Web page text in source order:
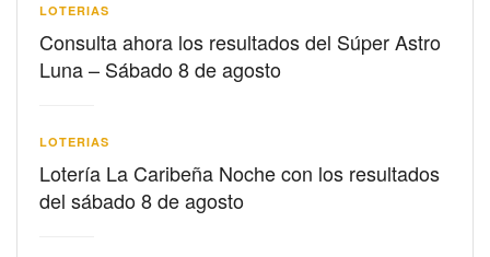
LOTERIAS
Consulta ahora los resultados del Súper Astro
Luna – Sábado 8 de agosto
LOTERIAS
Lotería La Caribeña Noche con los resultados
del sábado 8 de agosto